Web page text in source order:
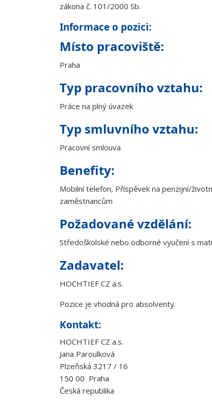
zákona č. 101/2000 Sb.
Informace o pozici:
Místo pracoviště:
Praha
Typ pracovního vztahu:
Práce na plný úvazek
Typ smluvního vztahu:
Pracovní smlouva
Benefity:
Mobilní telefon, Příspěvek na penzijní/
zaměstnancům
Požadované vzdělání:
Středoškolské nebo odborné vyučení s
HOCHTIEF CZ a.s.
Pozice je vhodná pro absolventy.
Kontakt:
HOCHTIEF CZ a.s.
Jana Paroulková
Plzeňská 3217 / 16
150 00 Praha
Česká republika